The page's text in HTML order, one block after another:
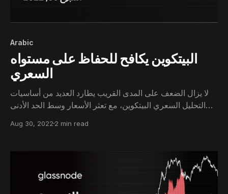
Arabic
البيتكوين يكافح للحفاظ على مستواه
السعري
لا يزال الضعف على المدى القريب يطارد العديد من أساسيات
التحليل السعري البيتكوين، مع تعثر الأسعار وسط الحد الأدنى
Aug 30, 2022 2 min read